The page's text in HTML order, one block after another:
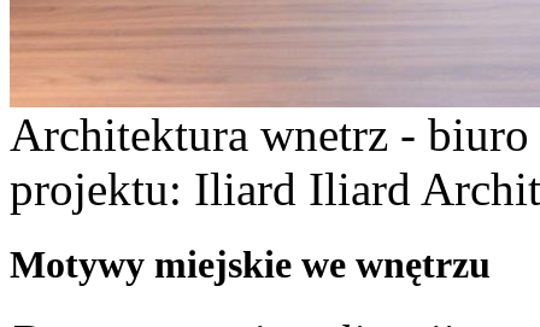
Architektura wnetrz -
projektu: Iliard Iliard
Motywy miejskie we wnętrzu